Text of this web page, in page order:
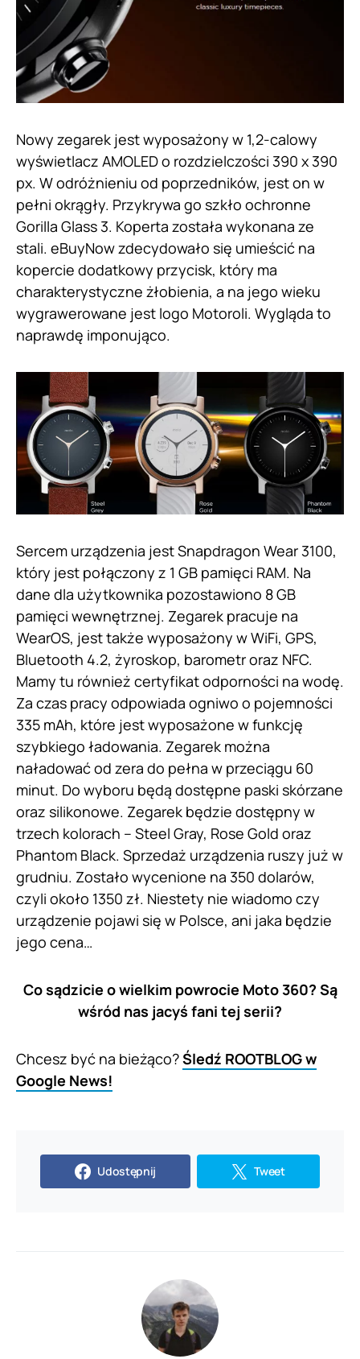
Nowy zegarek jest wyposażony w 1,2-calowy
wyświetlacz AMOLED o rozdzielczości 390 x 390
px. W odróżnieniu od poprzedników, jest on w
pełni okrągły. Przykrywa go szkło ochronne
Gorilla Glass 3. Koperta została wykonana ze
stali. eBuyNow zdecydowało się umieścić na
kopercie dodatkowy przycisk, który ma
charakterystyczne żłobienia, a na jego wieku
wygrawerowane jest logo Motoroli. Wygląda to
naprawdę imponująco.
Sercem urządzenia jest Snapdragon Wear 3100,
który jest połączony z 1 GB pamięci RAM. Na
dane dla użytkownika pozostawiono 8 GB
pamięci wewnętrznej. Zegarek pracuje na
WearOS, jest także wyposażony w WiFi, GPS,
Bluetooth 4.2, żyroskop, barometr oraz NFC.
Mamy tu również certyfikat odporności na wodę.
Za czas pracy odpowiada ogniwo o pojemności
335 mAh, które jest wyposażone w funkcję
szybkiego ładowania. Zegarek można
naładować od zera do pełna w przeciągu 60
minut. Do wyboru będą dostępne paski skórzane
oraz silikonowe. Zegarek będzie dostępny w
trzech kolorach – Steel Gray, Rose Gold oraz
Phantom Black. Sprzedaż urządzenia ruszy już w
grudniu. Zostało wycenione na 350 dolarów,
czyli około 1350 zł. Niestety nie wiadomo czy
urządzenie pojawi się w Polsce, ani jaka będzie
jego cena…
Co sądzicie o wielkim powrocie Moto 360? Są
wśród nas jacyś fani tej serii?
Chcesz być na bieżąco?Śledź ROOTBLOG w
Google News!
Udostępnij Tweet